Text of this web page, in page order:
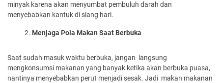
minyak karena akan menyumbat pembuluh darah dan
menyebabkan kantuk di siang hari.
Menjaga Pola Makan Saat Berbuka
Saat sudah masuk waktu berbuka, jangan langsung
mengkonsumsi makanan yang banyak ketika akan berbuka puasa,
nantinya menyebabkan perut menjadi sesak. Jadi makan makanan